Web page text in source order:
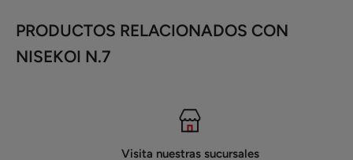
PRODUCTOS RELACIONADOS CON
NISEKOI N.7
Visita nuestras sucursales